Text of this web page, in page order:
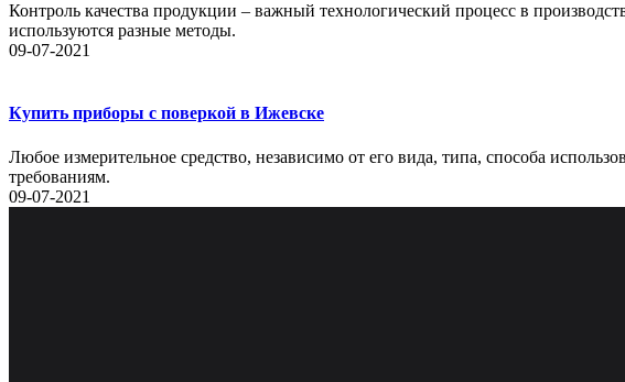
Контроль качества продукции – важный технологический процесс в
используются разные методы.
09-07-2021
Купить приборы с поверкой в Ижевске
Любое измерительное средство, независимо от его вида, типа, способа
требованиям.
09-07-2021